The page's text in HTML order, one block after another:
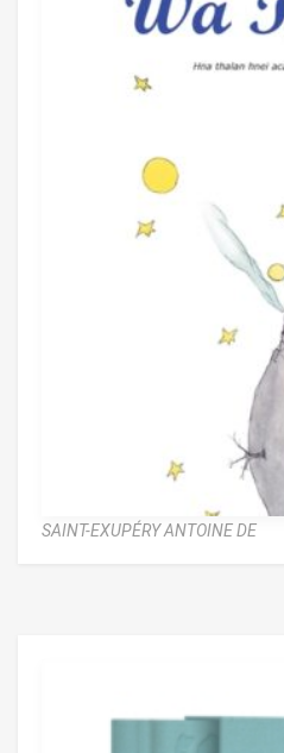
SAINT-EXUPÉRY ANTOINE DE